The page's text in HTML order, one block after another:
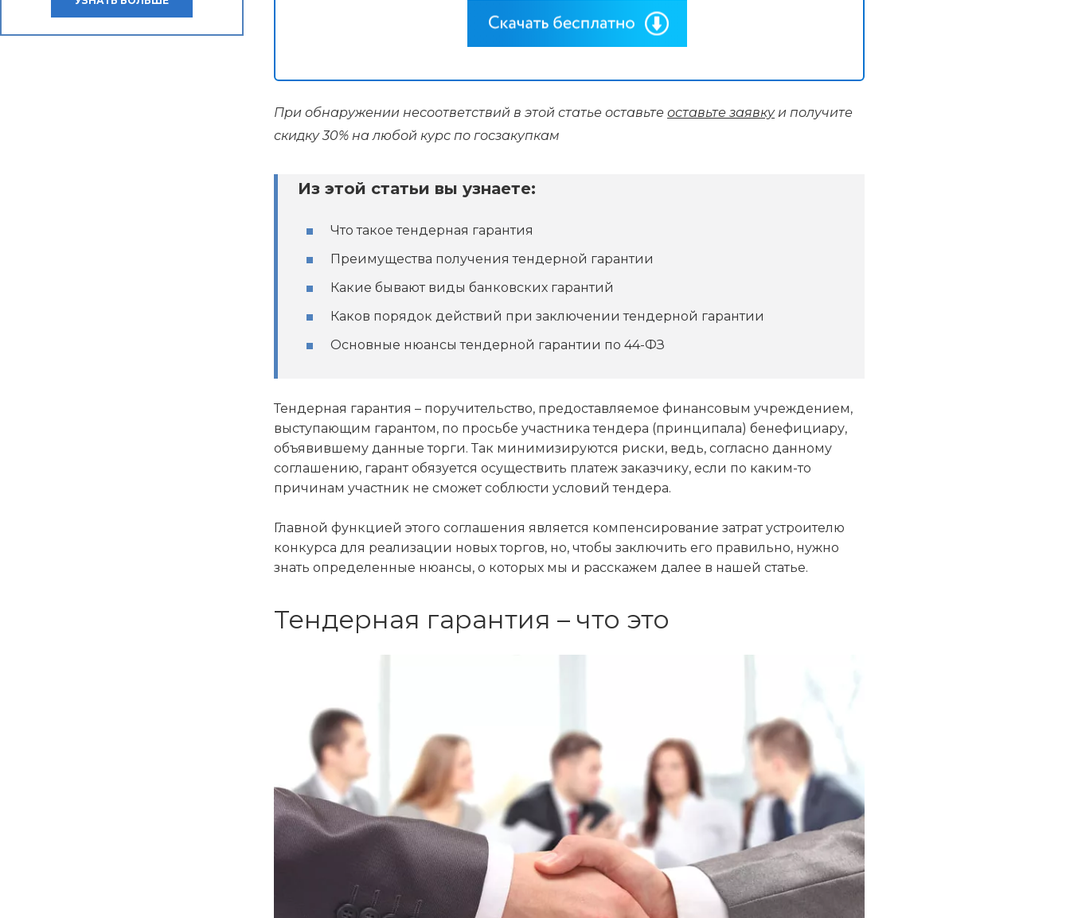
При обнаружении несоответствий в этой статье оставьте оставьте заявкуи получите
скидку 30% на любой курс по госзакупкам
Из этой статьи вы узнаете:
Что такое тендерная гарантия
Преимущества получения тендерной гарантии
Какие бывают виды банковских гарантий
Каков порядок действий при заключении тендерной гарантии
Основные нюансы тендерной гарантии по 44-ФЗ
Тендерная гарантия – поручительство, предоставляемое финансовым учреждением,
выступающим гарантом, по просьбе участника тендера (принципала) бенефициару,
объявившему данные торги. Так минимизируются риски, ведь, согласно данному
соглашению, гарант обязуется осуществить платеж заказчику, если по каким-то
причинам участник не сможет соблюсти условий тендера.
Главной функцией этого соглашения является компенсирование затрат устроителю
конкурса для реализации новых торгов, но, чтобы заключить его правильно, нужно
знать определенные нюансы, о которых мы и расскажем далее в нашей статье.
Тендерная гарантия – что это